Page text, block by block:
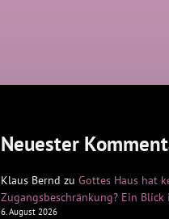
Neuester
Klaus Bernd zu Gottes Haus hat
Zugangsbeschränkung? Ein
6. August 2026